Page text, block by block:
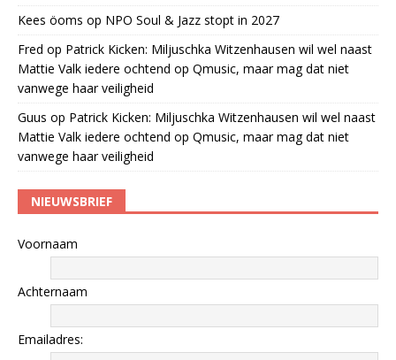
Kees öoms op NPO Soul & Jazz stopt in 2027
Fred op Patrick Kicken: Miljuschka Witzenhausen wil wel naast
Mattie Valk iedere ochtend op Qmusic, maar mag dat niet
vanwege haar veiligheid
Guus op Patrick Kicken: Miljuschka Witzenhausen wil wel naast
Mattie Valk iedere ochtend op Qmusic, maar mag dat niet
vanwege haar veiligheid
NIEUWSBRIEF
Voornaam
Achternaam
Emailadres: